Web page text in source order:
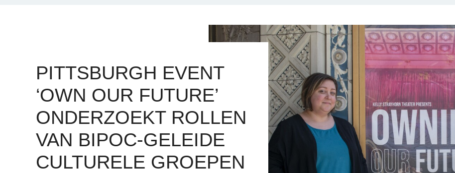
PITTSBURGH EVENT
‘OWN OUR FUTURE’
ONDERZOEKT ROLLEN
VAN BIPOC-GELEIDE
CULTURELE GROEPEN